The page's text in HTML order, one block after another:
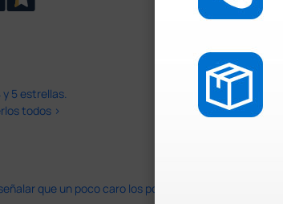
5 estrellas.
todos >
que un poco caro los portes y el plazo de entrega